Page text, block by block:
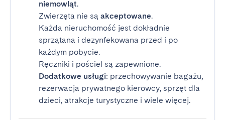
niemowląt.
Zwierzęta nie są akceptowane.
Każda nieruchomość jest dokładnie
sprzątana i dezynfekowana przed i po
każdym pobycie.
Ręczniki i pościel są zapewnione.
Dodatkowe usługi: przechowywanie bagażu,
rezerwacja prywatnego kierowcy, sprzęt dla
dzieci, atrakcje turystyczne i wiele więcej.